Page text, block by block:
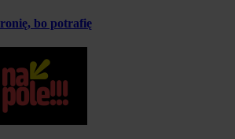
bo potrafię